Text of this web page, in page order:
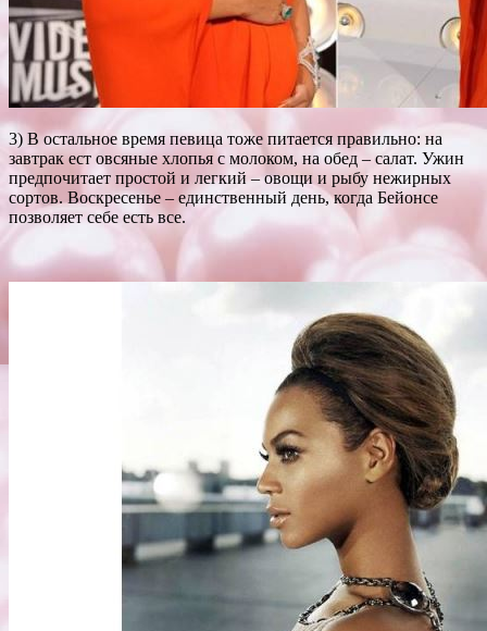
3) В остальное время певица тоже питается правильно: на
завтрак ест овсяные хлопья с молоком, на обед – салат. Ужин
предпочитает простой и легкий – овощи и рыбу нежирных
сортов. Воскресенье – единственный день, когда Бейонсе
позволяет себе есть все.